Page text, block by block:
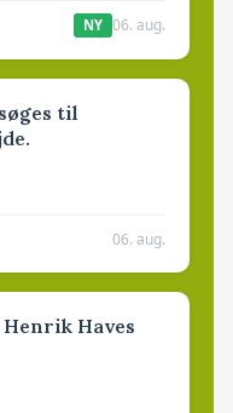
NY 06. aug.
til
06. aug.
Haves